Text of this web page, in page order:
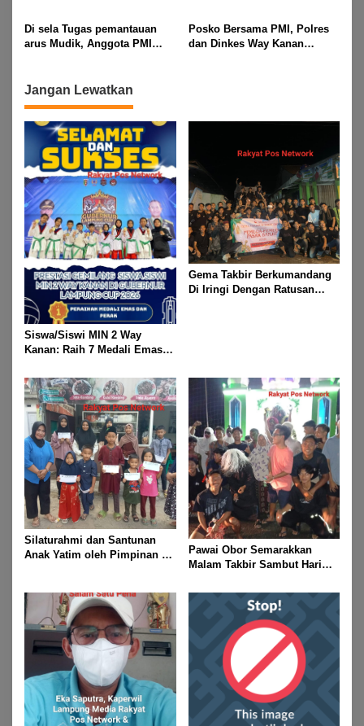
Network,Tergabung Di Forum
DPC KWRI, Way Kanan :
Mengucapkan Selamat Hari
ogoh Di Wilayah Bali Sadhar,
Kecamatan Banjit
Di sela Tugas pemantauan
arus Mudik, Anggota PMI
Demi Selamatkan Nyawa
Posko Bersama PMI, Polres
dan Dinkes Way Kanan
Jangan Lewatkan
Siswa/Siswi MIN 2 Way
Kanan: Raih 7 Medali Emas
Gubernur Lampung Cup 2
Taekwondo Championship
2026
Gema Takbir Berkumandang
Di Iringi Dengan Ratusan
Silaturahmi dan Santunan
Anak Yatim oleh Pimpinan PT
Pawai Obor Semarakkan
Malam Takbir Sambut Hari
M, Di Kampung Simpang
Asam, Kecamatan Banjit